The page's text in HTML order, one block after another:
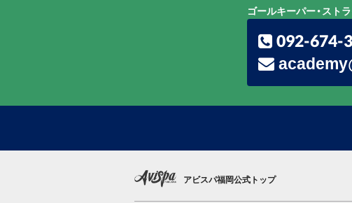
ゴールキーパー・スト
092-674-
アビスパ福岡公式トップ